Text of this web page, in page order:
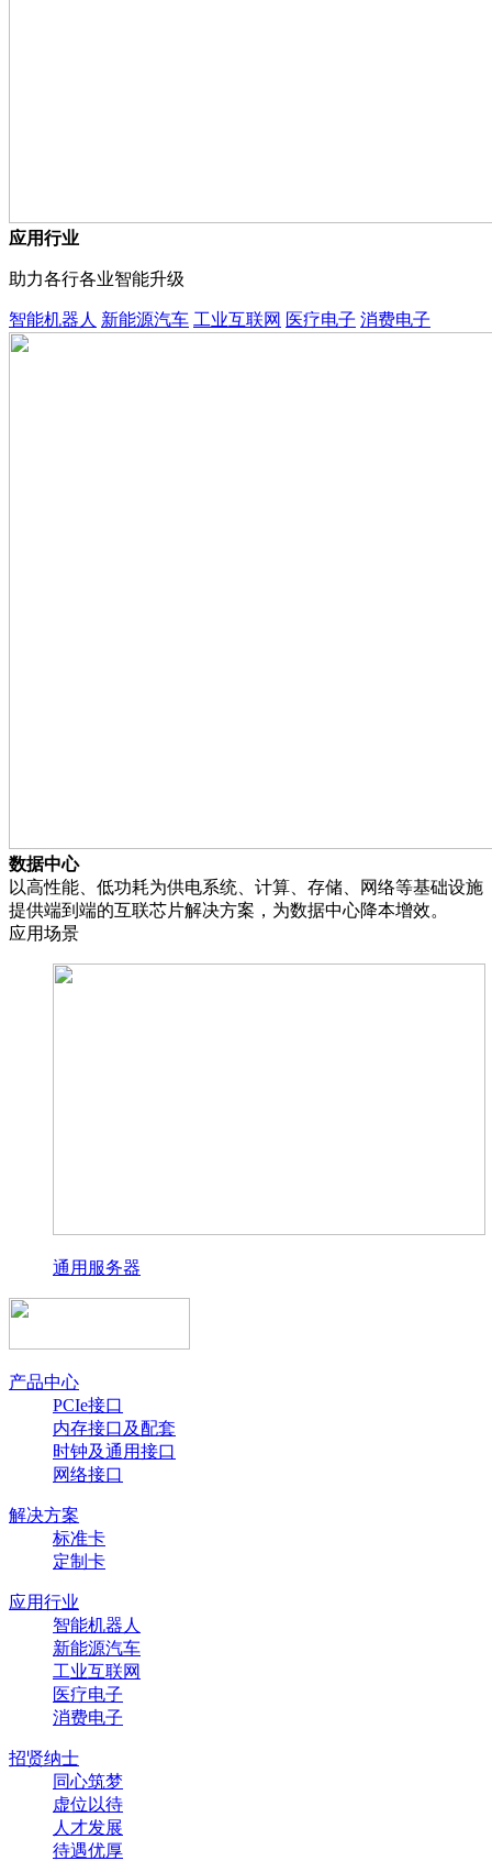
应用行业
助力各行各业智能升级
智能机器人 新能源汽车 工业互联网 医疗电子 消费电子
数据中心
以高性能、低功耗为供电系统、计算、存储、网络等基础设施
提供端到端的互联芯片解决方案，为数据中心降本增效。
应用场景
通用服务器
产品中心
PCIe接口
内存接口及配套
时钟及通用接口
网络接口
解决方案
标准卡
定制卡
应用行业
智能机器人
新能源汽车
工业互联网
医疗电子
消费电子
招贤纳士
同心筑梦
虚位以待
人才发展
待遇优厚